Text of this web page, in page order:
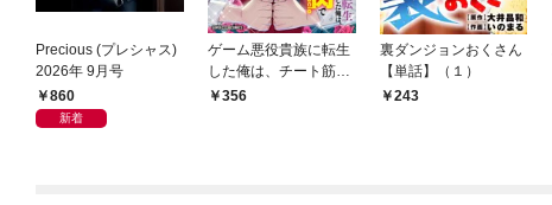
Precious (プレシャス)
2026年 9月号
860
新着
ゲーム悪役貴族に転生
した俺は、チート筋肉
で無双する【単話】
356
裏ダンジョンおくさん
【単話】（１）
243